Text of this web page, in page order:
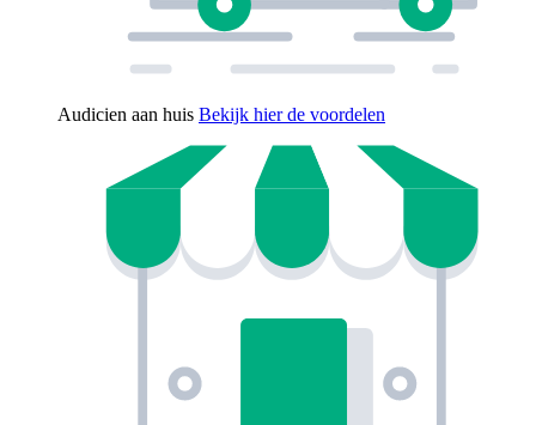
Audicien aan huis Bekijk hier de voordelen